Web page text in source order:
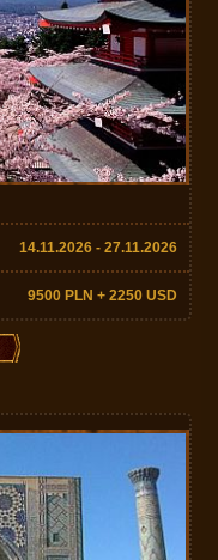
14.11.2026 - 27.11.2026
9500 PLN + 2250 USD